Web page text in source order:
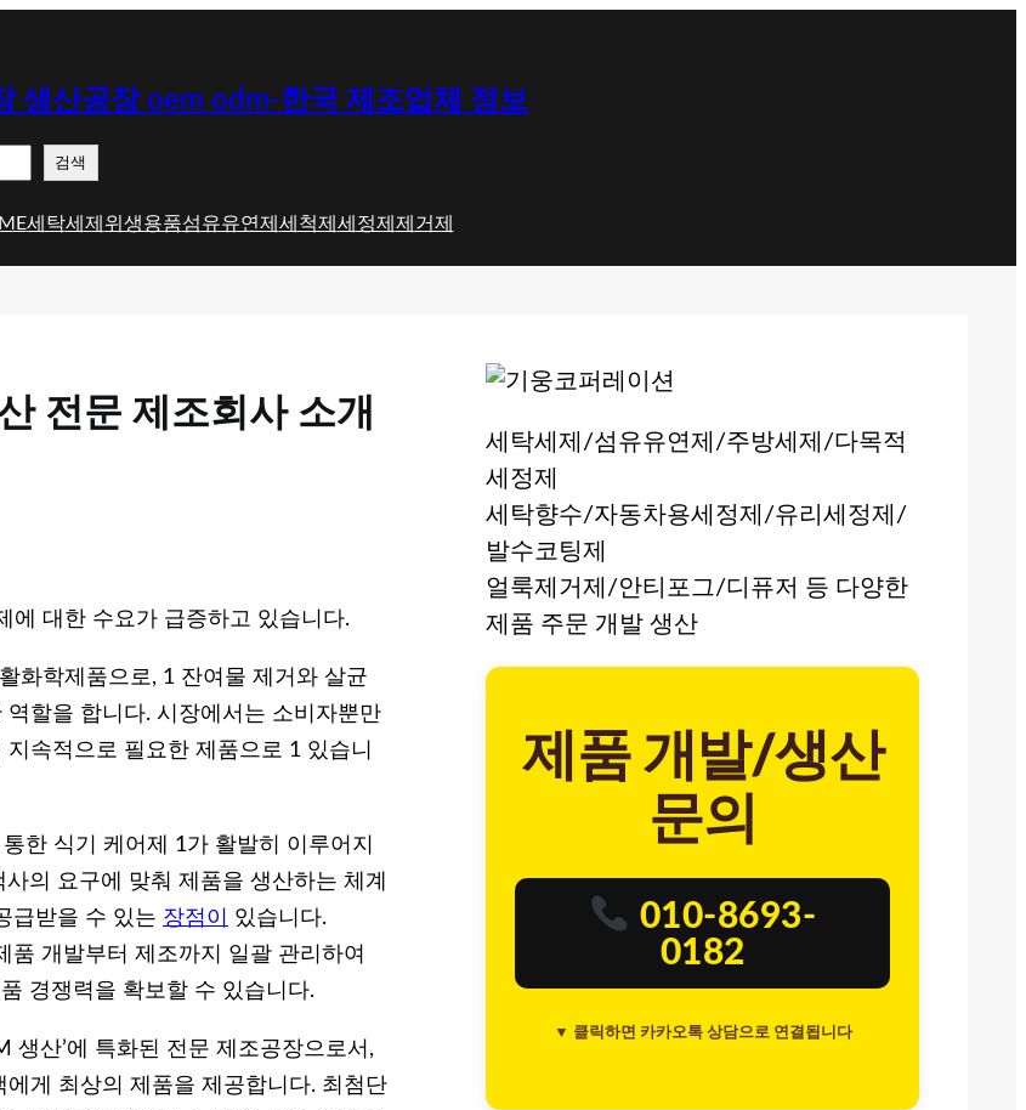
생산공장 oem odm-한국 제조업체 정보
검색
세탁세제 위생용품섬유유연제 세척제 세정제 제거제
전문 제조회사 소개
에 대한 수요가 급증하고 있습니다.
화학제품으로, 1 잔여물 제거와 살균
할을 합니다. 시장에서는 소비자뿐만
속적으로 필요한 제품으로 1 있습니
한 식기 케어제 1가 활발히 이루어지
의 요구에 맞춰 제품을 생산하는 체계
급받을 수 있는 장점이
있습니다.
개발부터 제조까지 일괄 관리하여
경쟁력을 확보할 수 있습니다.
생산’에 특화된 전문 제조공장으로서,
게 최상의 제품을 제공합니다. 최첨단
세탁세제/섬유유연제/주방세제/다목적
세정제
세탁향수/자동차용세정제/유리세정제/
발수코팅제
얼룩제거제/안티포그/디퓨저 등 다양한
제품 주문 개발 생산
제품 개발/생산
문의
010-8693-
0182
▼ 클릭하면 카카오톡 상담으로 연결됩니다